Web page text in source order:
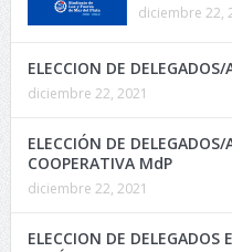
diciembre 22,
ELECCION DE
diciembre 22, 2021
ELECCIÓN DE
COOPERATIVA MdP
diciembre 22, 2021
ELECCION DE DELEGADOS